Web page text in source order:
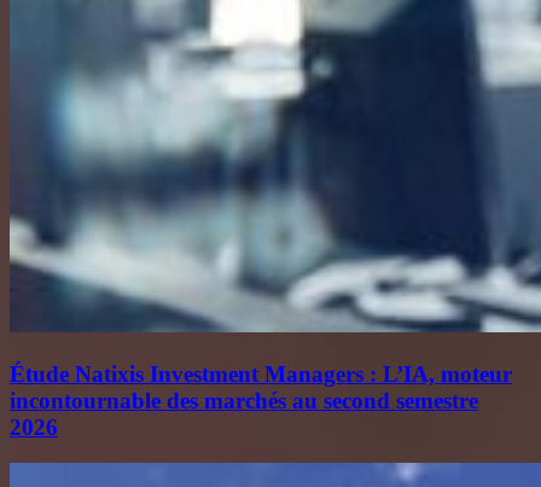
Étude Natixis Investment Managers : L’IA, moteur
incontournable des marchés au second semestre
2026